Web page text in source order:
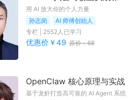
用 AI 放大你的个人力量
孙志岗
AI 师傅创始人
专栏
2552人已学习
优惠价￥49 原价：68
OpenClaw 核心原理与实战
基于龙虾打造高可靠的 AI Agent 系统